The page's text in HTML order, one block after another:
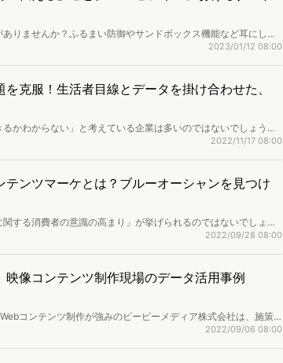
りませんか？ふるまい防御やサンドボックス機能など耳にした
けでは難解な領域において、「伝える」ことを追求しているの
がどのようにWeb行動ログ分析ツール「Dockpit」を活用し、
プロダクトマーケティングを担当している須賀田淳氏に伺いま
2023/01/12 08:00
克服！生活者目線とデータを掛け合わせた、
かわからない」と考えている企業は多いのではないでしょう
もあるかもしれません。今回紹介するアド・セイル株式会社
に伺いました。
2022/11/17 08:00
ンツマーケとは？ブルーオーシャンを見つけ
する消費者の意識の高まり」が挙げられるのではないでしょう
が激化するなか、データを活用して効率よく成果につなげてい
井、安部が聞きました。
2022/09/28 08:00
映像コンテンツ制作現場のデータ活用事例
コンテンツ制作が強みのビービーメディア株式会社は、施策
用することで、他社との差別化にどうつなげているのか、社内
2022/09/06 08:00